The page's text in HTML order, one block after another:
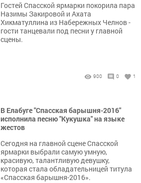
Гостей Спасской ярмарки покорила пара
Назимы Закировой и Ахата
Хикматуллина из Набережных Челнов -
гости танцевали под песни у главной
сцены.
900 0 1
В Елабуге "Спасская барышня-2016"
исполнила песню "Кукушка" на языке
жестов
Сегодня на главной сцене Спасской
ярмарки выбрали самую умную,
красивую, талантливую девушку,
которая стала обладательницей титула
«Спасская барышня-2016».